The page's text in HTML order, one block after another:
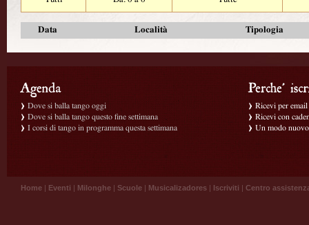
Data Località Tipologia
Dove si balla tango oggi
Dove si balla tango questo fine settimana
I corsi di tango in programma questa settimana
Ricevi per
Ricevi con
Un modo
Home | Eventi | Milonghe | Scuole | Musicalizadores | Iscriviti | Centro